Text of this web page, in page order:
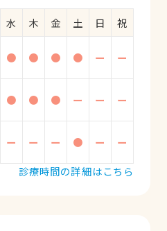
水 木 金 土 日
祝
● ● ● ● ー ー
● ● ● ー ー ー
ー ー ー ● ー
ー
診療時間の詳細はこちら